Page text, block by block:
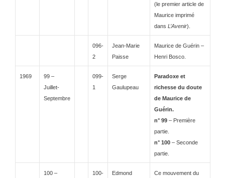
(le premier article de
Maurice imprimé
dans L’Avenir).
096-
2
Jean-Marie
Paisse
Maurice de Guérin –
Henri Bosco.
1969
99 –
Juillet-
Septembre
099-
1
Serge
Gaulupeau
Paradoxe et
richesse du doute
de Maurice de
Guérin.
n° 99 – Première
partie.
n° 100 – Seconde
partie.
100 –
100-
Edmond
Ce mouvement du